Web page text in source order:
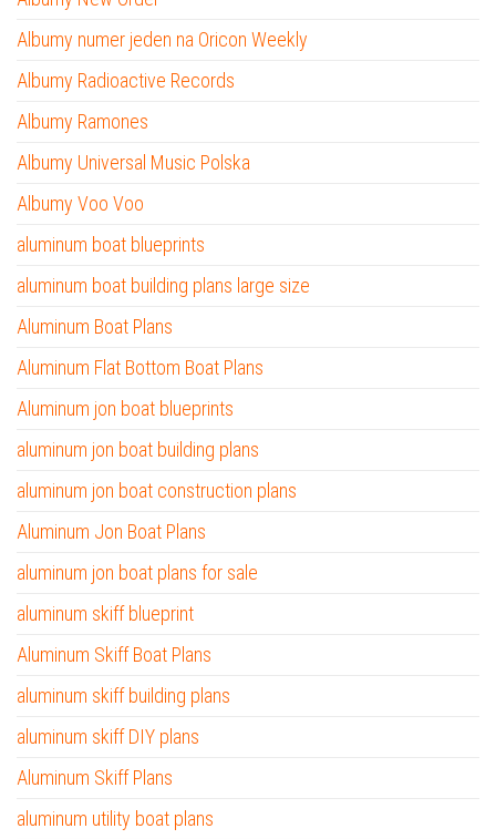
Albumy numer jeden na Oricon Weekly
Albumy Radioactive Records
Albumy Ramones
Albumy Universal Music Polska
Albumy Voo Voo
aluminum boat blueprints
aluminum boat building plans large size
Aluminum Boat Plans
Aluminum Flat Bottom Boat Plans
Aluminum jon boat blueprints
aluminum jon boat building plans
aluminum jon boat construction plans
Aluminum Jon Boat Plans
aluminum jon boat plans for sale
aluminum skiff blueprint
Aluminum Skiff Boat Plans
aluminum skiff building plans
aluminum skiff DIY plans
Aluminum Skiff Plans
aluminum utility boat plans